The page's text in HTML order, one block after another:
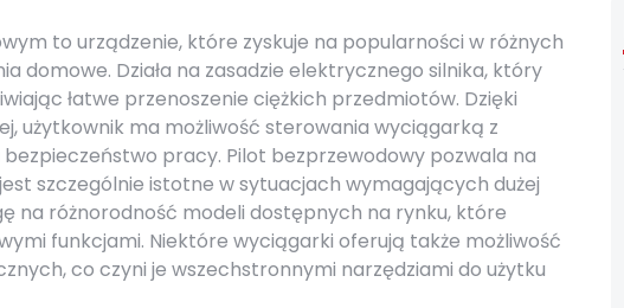
to urządzenie, które zyskuje na popularności w różnych
domowe. Działa na zasadzie elektrycznego silnika, który
łatwe przenoszenie ciężkich przedmiotów. Dzięki
użytkownik ma możliwość sterowania wyciągarką z
bezpieczeństwo pracy. Pilot bezprzewodowy pozwala na
szczególnie istotne w sytuacjach wymagających dużej
na różnorodność modeli dostępnych na rynku, które
funkcjami. Niektóre wyciągarki oferują także możliwość
co czyni je wszechstronnymi narzędziami do użytku